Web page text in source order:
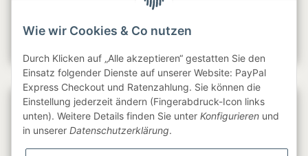
Gesetzliche Informationen
Wie wir Cookies & Co nutzen
Durch Klicken auf „Alle akzeptieren“ gestatten Sie den
Einsatz folgender Dienste auf unserer Website: PayPal
Express Checkout und Ratenzahlung. Sie können die
Einstellung jederzeit ändern (Fingerabdruck-Icon links
unten). Weitere Details finden Sie unter Konfigurieren und
in unserer Datenschutzerklärung.